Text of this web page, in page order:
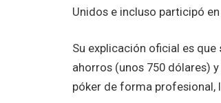
Unidos e incluso participó
Su explicación oficial es que
ahorros (unos 750 dólares)
póker de forma profesional,